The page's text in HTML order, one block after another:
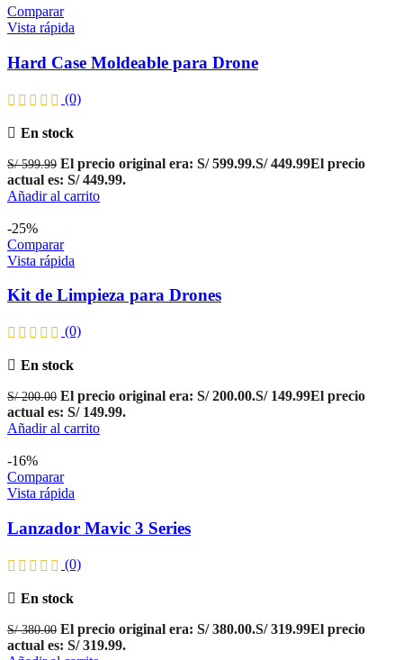
Comparar
Vista rápida
Hard Case Moldeable para Drone
(0)
En stock
S/599.99 El precio original era: S/ 599.99.S/449.99El precio
actual es: S/ 449.99.
Añadir al carrito
-25%
Comparar
Vista rápida
Kit de Limpieza para Drones
(0)
En stock
S/200.00 El precio original era: S/ 200.00.S/149.99El precio
actual es: S/ 149.99.
Añadir al carrito
-16%
Comparar
Vista rápida
Lanzador Mavic 3 Series
(0)
En stock
S/380.00 El precio original era: S/ 380.00.S/319.99El precio
actual es: S/ 319.99.